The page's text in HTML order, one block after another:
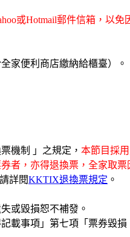
或Hotmail郵件信箱，以
家便利商店繳納給櫃臺）。
機制 」之規定， 本節目採
者，亦得退換票，全家取
詳閱KKTIX退換票規定 。
或毀損恕不補發。
事項」第七項「票券毀